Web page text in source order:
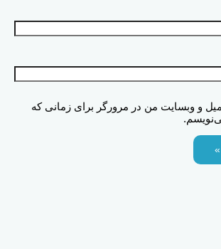
و وبسایت من در مرورگر برای زمانی که